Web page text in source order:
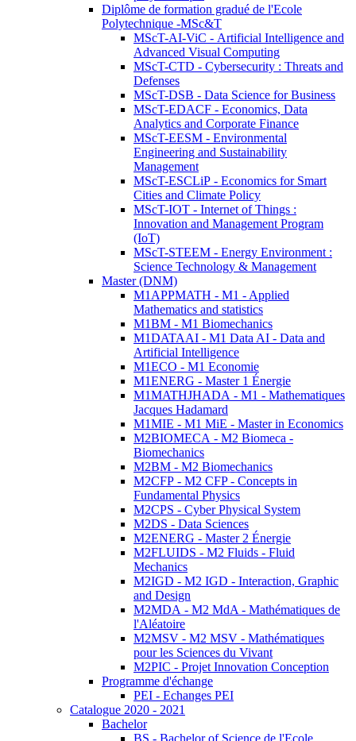
Diplôme de formation gradué de l'Ecole
Polytechnique -MSc&T
MScT-AI-ViC - Artificial Intelligence and
Advanced Visual Computing
MScT-CTD - Cybersecurity : Threats and
Defenses
MScT-DSB - Data Science for Business
MScT-EDACF - Economics, Data
Analytics and Corporate Finance
MScT-EESM - Environmental
Engineering and Sustainability
Management
MScT-ESCLiP - Economics for Smart
Cities and Climate Policy
MScT-IOT - Internet of Things :
Innovation and Management Program
(IoT)
MScT-STEEM - Energy Environment :
Science Technology & Management
Master (DNM)
M1APPMATH - M1 - Applied
Mathematics and statistics
M1BM - M1 Biomechanics
M1DATAAI - M1 Data AI - Data and
Artificial Intelligence
M1ECO - M1 Economie
M1ENERG - Master 1 Énergie
M1MATHJHADA - M1 - Mathematiques
Jacques Hadamard
M1MIE - M1 MiE - Master in Economics
M2BIOMECA - M2 Biomeca -
Biomechanics
M2BM - M2 Biomechanics
M2CFP - M2 CFP - Concepts in
Fundamental Physics
M2CPS - Cyber Physical System
M2DS - Data Sciences
M2ENERG - Master 2 Énergie
M2FLUIDS - M2 Fluids - Fluid
Mechanics
M2IGD - M2 IGD - Interaction, Graphic
and Design
M2MDA - M2 MdA - Mathématiques de
l'Aléatoire
M2MSV - M2 MSV - Mathématiques
pour les Sciences du Vivant
M2PIC - Projet Innovation Conception
Programme d'échange
PEI - Echanges PEI
Catalogue 2020 - 2021
Bachelor
BS - Bachelor of Science de l'Ecole